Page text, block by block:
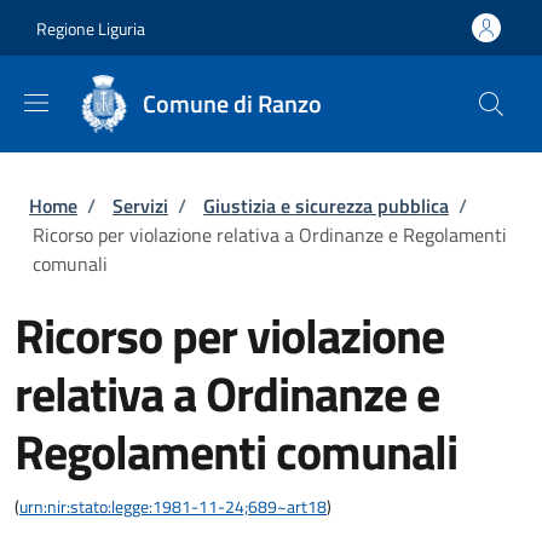
Regione Liguria
Comune di Ranzo
Briciole di pane
Home / Servizi / Giustizia e sicurezza pubblica /
Ricorso per violazione relativa a Ordinanze e Regolamenti
comunali
Ricorso per violazione
relativa a Ordinanze e
Regolamenti comunali
(urn:nir:stato:legge:1981-11-24;689~art18)